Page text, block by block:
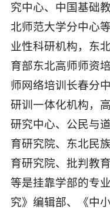
究中心、中国基础
北师范大学分中心
业性科研机构，东
育部东北高师师资
师网络培训长春分
研训一体化机构，
研究中心、公民与
育研究院、东北民
育研究院、批判教
等是挂靠学部的专
究》编辑部、《中